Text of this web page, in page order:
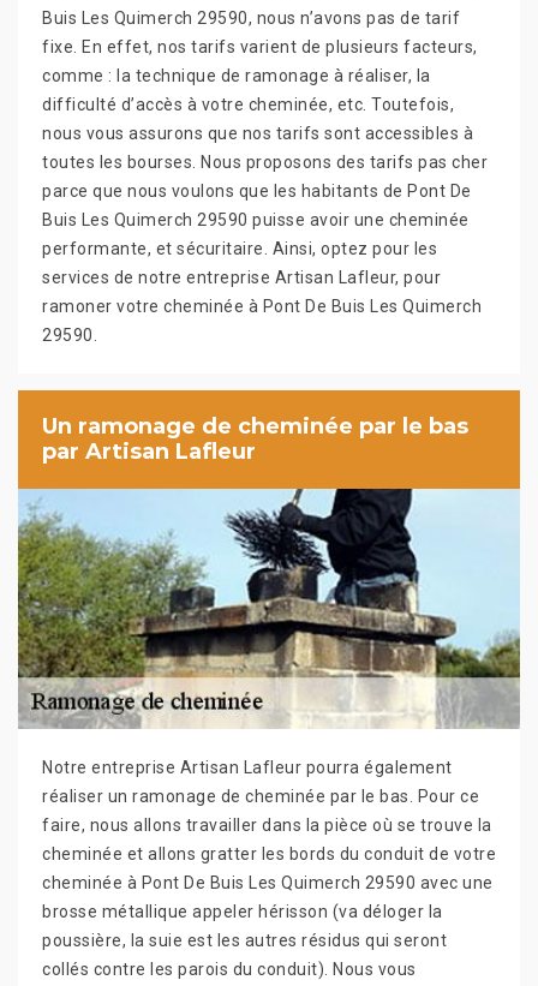
Buis Les Quimerch 29590, nous n’avons pas de tarif
fixe. En effet, nos tarifs varient de plusieurs facteurs,
comme : la technique de ramonage à réaliser, la
difficulté d’accès à votre cheminée, etc. Toutefois,
nous vous assurons que nos tarifs sont accessibles à
toutes les bourses. Nous proposons des tarifs pas cher
parce que nous voulons que les habitants de Pont De
Buis Les Quimerch 29590 puisse avoir une cheminée
performante, et sécuritaire. Ainsi, optez pour les
services de notre entreprise Artisan Lafleur, pour
ramoner votre cheminée à Pont De Buis Les Quimerch
29590.
Un ramonage de cheminée par le bas
par Artisan Lafleur
Notre entreprise Artisan Lafleur pourra également
réaliser un ramonage de cheminée par le bas. Pour ce
faire, nous allons travailler dans la pièce où se trouve la
cheminée et allons gratter les bords du conduit de votre
cheminée à Pont De Buis Les Quimerch 29590 avec une
brosse métallique appeler hérisson (va déloger la
poussière, la suie est les autres résidus qui seront
collés contre les parois du conduit). Nous vous